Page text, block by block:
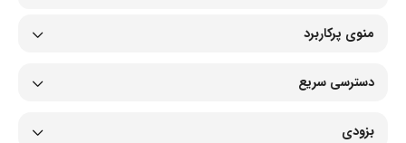
منوی پرکاربرد
دسترسی سریع
بزودی